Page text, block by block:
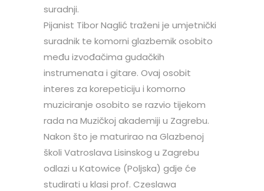
suradnji.
Pijanist Tibor Naglić traženi je umjetnički
suradnik te komorni glazbemik osobito
među izvođačima gudačkih
instrumenata i gitare. Ovaj osobit
interes za korepeticiju i komorno
muziciranje osobito se razvio tijekom
rada na Muzičkoj akademiji u Zagrebu.
Nakon što je maturirao na Glazbenoj
školi Vatroslava Lisinskog u Zagrebu
odlazi u Katowice (Poljska) gdje će
studirati u klasi prof. Czeslawa